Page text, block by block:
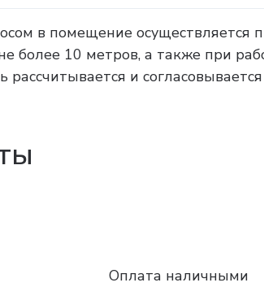
в помещение осуществляется
более 10 метров, а также при
рассчитывается и
Оплата наличными